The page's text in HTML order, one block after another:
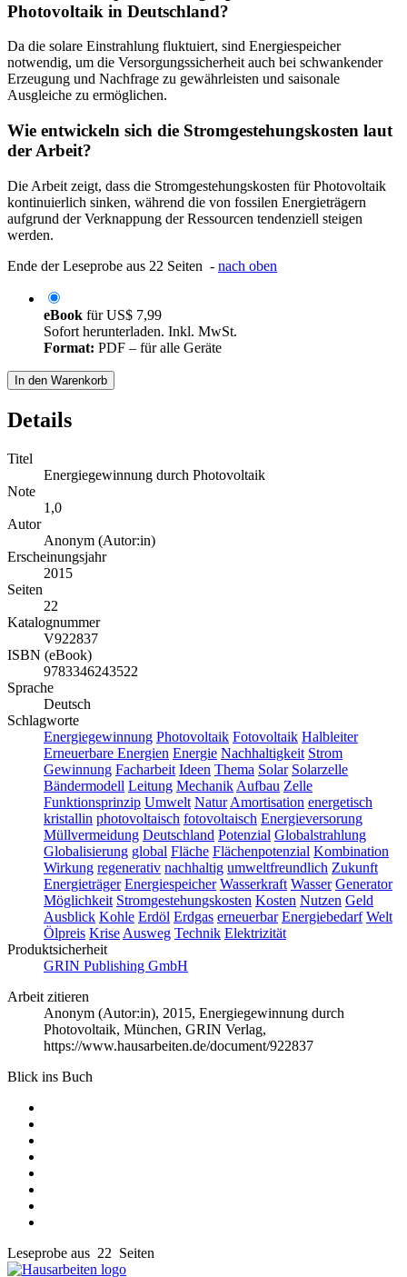
Photovoltaik in Deutschland?
Da die solare Einstrahlung fluktuiert, sind Energiespeicher
notwendig, um die Versorgungssicherheit auch bei schwankender
Erzeugung und Nachfrage zu gewährleisten und saisonale
Ausgleiche zu ermöglichen.
Wie entwickeln sich die Stromgestehungskosten laut
der Arbeit?
Die Arbeit zeigt, dass die Stromgestehungskosten für Photovoltaik
kontinuierlich sinken, während die von fossilen Energieträgern
aufgrund der Verknappung der Ressourcen tendenziell steigen
werden.
Ende der Leseprobe aus 22 Seiten - nach oben
eBook fürUS$ 7,99
Sofort herunterladen. Inkl. MwSt.
Format: PDF – für alle Geräte
In den Warenkorb
Details
Titel
Energiegewinnung durch Photovoltaik
Note
1,0
Autor
Anonym (Autor:in)
Erscheinungsjahr
2015
Seiten
22
Katalognummer
V922837
ISBN (eBook)
9783346243522
Sprache
Deutsch
Schlagworte
Energiegewinnung Photovoltaik Fotovoltaik Halbleiter
Erneuerbare Energien Energie Nachhaltigkeit Strom
Gewinnung Facharbeit Ideen Thema Solar Solarzelle
Bändermodell Leitung Mechanik Aufbau Zelle
Funktionsprinzip Umwelt Natur Amortisation energetisch
kristallin photovoltaisch fotovoltaisch Energieversorung
Müllvermeidung Deutschland Potenzial Globalstrahlung
Globalisierung global Fläche Flächenpotenzial Kombination
Wirkung regenerativ nachhaltig umweltfreundlich Zukunft
Energieträger Energiespeicher Wasserkraft Wasser Generator
Möglichkeit Stromgestehungskosten Kosten Nutzen Geld
Ausblick Kohle Erdöl Erdgas erneuerbar Energiebedarf Welt
Ölpreis Krise Ausweg Technik Elektrizität
Produktsicherheit
GRIN Publishing GmbH
Arbeit zitieren
Anonym (Autor:in), 2015, Energiegewinnung durch
Photovoltaik, München, GRIN Verlag,
https://www.hausarbeiten.de/document/922837
Blick ins Buch
Leseprobe aus 22 Seiten